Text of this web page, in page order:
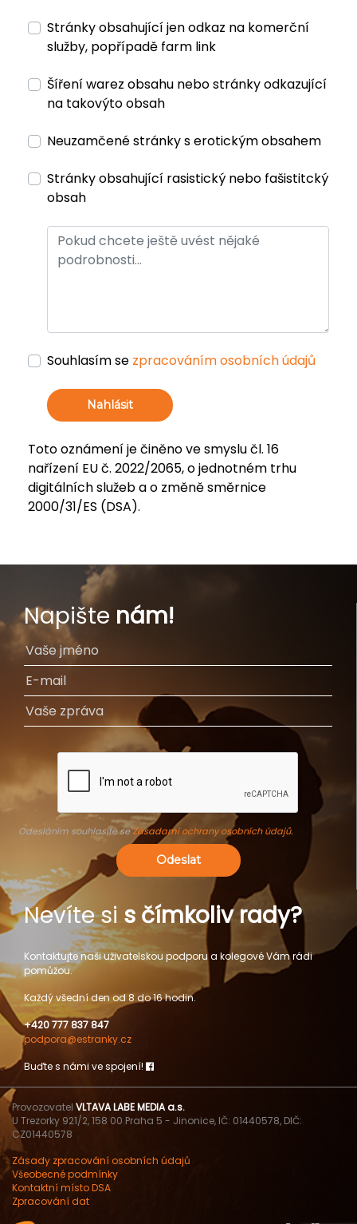
Stránky obsahující jen odkaz na komerční
služby, popřípadě farm link
Šíření warez obsahu nebo stránky odkazující
na takovýto obsah
Neuzamčené stránky s erotickým obsahem
Stránky obsahující rasistický nebo fašistitcký
obsah
Souhlasím se zpracováním osobních údajů
Nahlásit
Toto oznámení je činěno ve smyslu čl. 16
nařízení EU č. 2022/2065, o jednotném trhu
digitálních služeb a o změně směrnice
2000/31/ES (DSA).
Napište nám!
Odesláním souhlasíte seZásadami ochrany osobních údajů.
Odeslat
Nevíte si s čímkoliv rady?
Kontaktujte naši uživatelskou podporu a kolegové Vám rádi
pomůžou.
Každý všední den od 8 do 16 hodin.
+420 777 837 847
podpora@estranky.cz
Buďte s námi ve spojení!
Provozovatel VLTAVA LABE MEDIA a.s.
U Trezorky 921/2, 158 00 Praha 5 - Jinonice, IČ: 01440578, DIČ:
CZ01440578
Zásady zpracování osobních údajů
Všeobecné podmínky
Kontaktní místo DSA
Zpracování dat